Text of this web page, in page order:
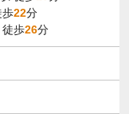
歩22分
徒歩26分